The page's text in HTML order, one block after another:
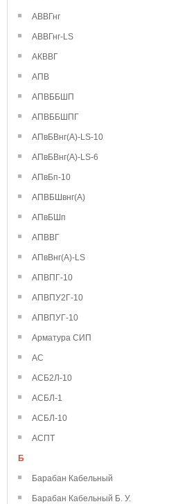
АВВГнг
АВВГнг-LS
АКВВГ
АПВ
АПВББШП
АПВББШПГ
АПвБВнг(А)-LS-10
АПвБВнг(А)-LS-6
АПвБп-10
АПВБШвнг(А)
АПвБШп
АПВВГ
АПвВнг(А)-LS
АПВПГ-10
АПВПУ2Г-10
АПВПУГ-10
Арматура СИП
АС
АСБ2Л-10
АСБЛ-1
АСБЛ-10
АСПТ
Б
Барабан Кабельный
Барабан Кабельный Б. У.